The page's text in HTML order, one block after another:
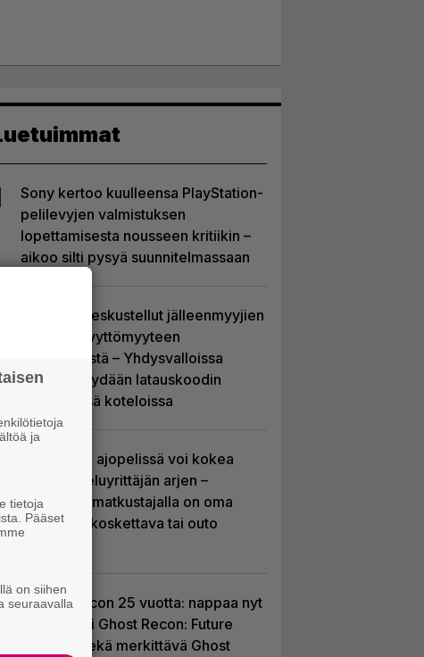
Sony kertoo kuulleensa PlayStation-
pelilevyjen valmistuksen
lopettamisesta nousseen kritiikin –
aikoo silti pysyä suunnitelmassaan
Sony on keskustellut jälleenmyyjien
kanssa levyttömyyteen
siirtymisestä – Yhdysvalloissa
pelejä myydään latauskoodin
sisältävissä koteloissa
Tulevassa ajopelissä voi kokea
kyytipalveluyrittäjän arjen –
jokaisella matkustajalla on oma
hulvaton, koskettava tai outo
Ghost Recon 25 vuotta: nappaa nyt
ilmaiseksi Ghost Recon: Future
Soldier sekä merkittävä Ghost
ja
tietoja
Pääset
on siihen
seuraavalla